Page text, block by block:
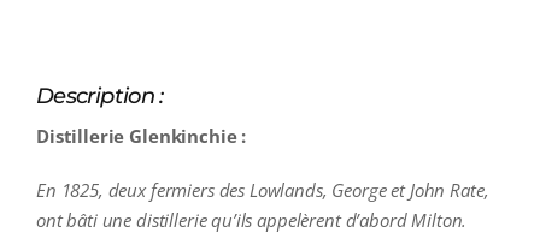
Description :
Distillerie Glenkinchie :
En 1825, deux fermiers des Lowlands, George et John Rate,
ont bâti une distillerie qu’ils appelèrent d’abord Milton.